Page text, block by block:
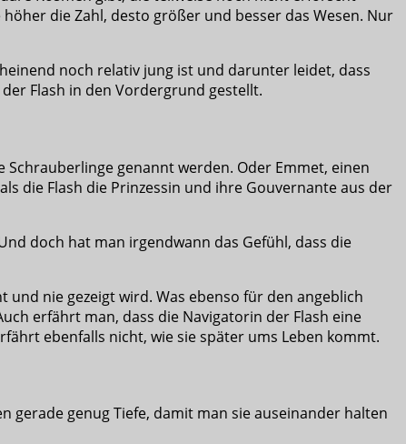
die Zahl, desto größer und besser das Wesen. Nur
noch relativ jung ist und darunter leidet, dass
Flash in den Vordergrund gestellt.
genannt werden. Oder Emmet, einen
die Flash die Prinzessin und ihre Gouvernante aus der
doch hat man irgendwann das Gefühl, dass die
nie gezeigt wird. Was ebenso für den angeblich
erfährt man, dass die Navigatorin der Flash eine
ebenfalls nicht, wie sie später ums Leben kommt.
gerade genug Tiefe, damit man sie auseinander halten